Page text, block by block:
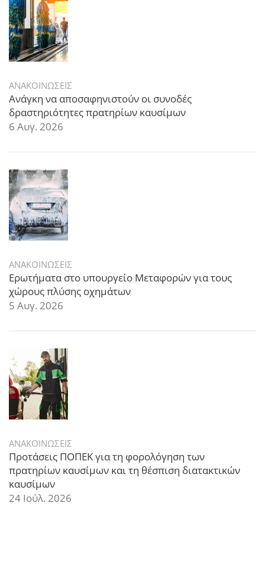
ΑΝΑΚΟΙΝΩΣΕΙΣ
Ανάγκη να αποσαφηνιστούν οι συνοδές
δραστηριότητες πρατηρίων καυσίμων
6 Αυγ. 2026
ΑΝΑΚΟΙΝΩΣΕΙΣ
Ερωτήματα στο υπουργείο Μεταφορών για τους
χώρους πλύσης οχημάτων
5 Αυγ. 2026
ΑΝΑΚΟΙΝΩΣΕΙΣ
Προτάσεις ΠΟΠΕΚ για τη φορολόγηση των
πρατηρίων καυσίμων και τη θέσπιση διατακτικών
καυσίμων
24 Ιούλ. 2026